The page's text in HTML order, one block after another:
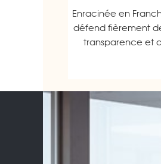
Enracinée en
défend fièrement
transparence et